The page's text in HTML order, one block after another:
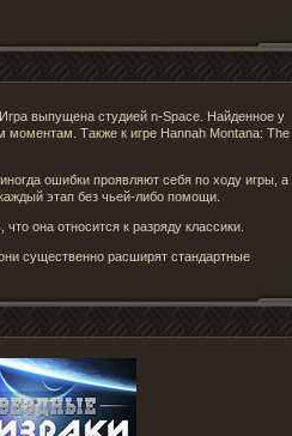
выпущена студией n-Space. Найденное у
моментам. Также к игре Hannah Montana: The
ошибки проявляют себя по ходу игры, а
этап без чьей-либо помощи.
она относится к разряду классики.
существенно расширят стандартные